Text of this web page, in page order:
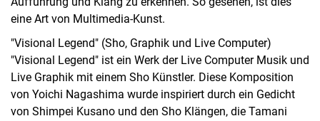
eine Art von Multimedia-Kunst.
"Visional Legend" (Sho, Graphik und Live Computer)
"Visional Legend" ist ein Werk der Live Computer Musik und
Live Graphik mit einem Sho Künstler. Diese Komposition
von Yoichi Nagashima wurde inspiriert durch ein Gedicht
von Shimpei Kusano und den Sho Klängen, die Tamani